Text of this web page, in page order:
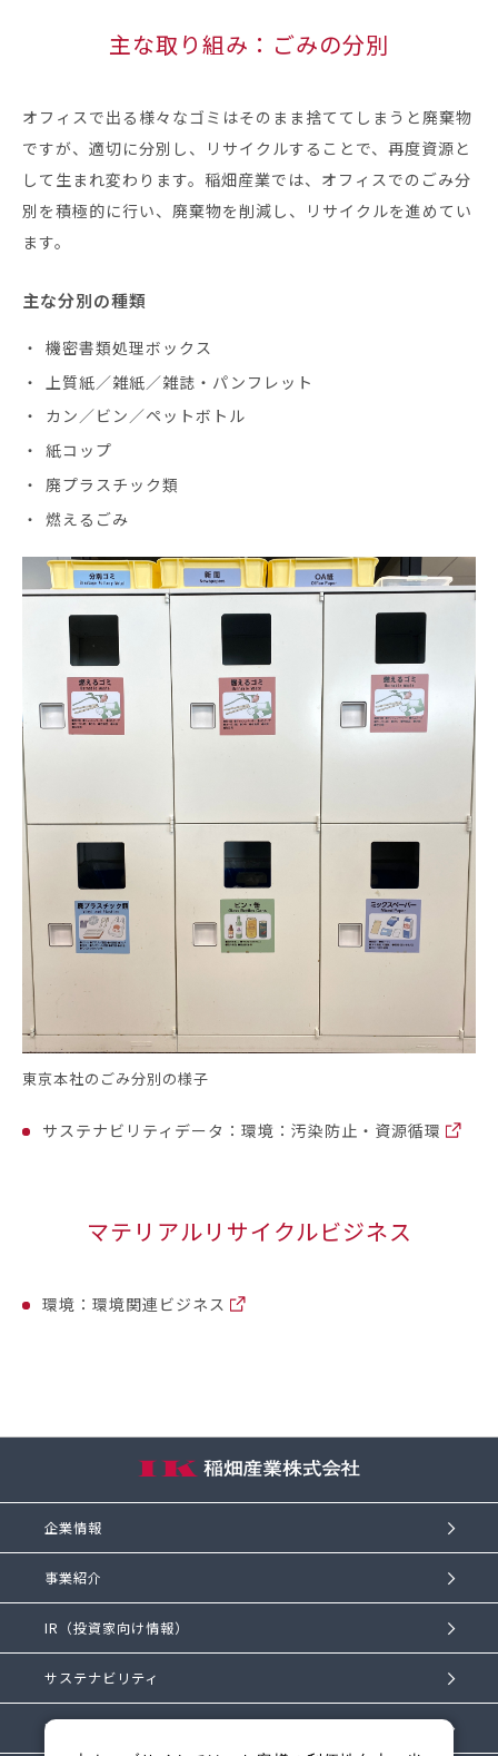
主な取り組み：ごみの分別
オフィスで出る様々なゴミはそのまま捨ててしまうと廃棄物
ですが、適切に分別し、リサイクルすることで、再度資源と
して生まれ変わります。稲畑産業では、オフィスでのごみ分
別を積極的に行い、廃棄物を削減し、リサイクルを進めてい
ます。
主な分別の種類
機密書類処理ボックス
上質紙／雑紙／雑誌・パンフレット
カン／ビン／ペットボトル
紙コップ
廃プラスチック類
燃えるごみ
東京本社のごみ分別の様子
サステナビリティデータ：環境：汚染防止・資源循環
マテリアルリサイクルビジネス
環境：環境関連ビジネス
企業情報
事業紹介
IR（投資家向け情報）
サステナビリティ
IKものがたり